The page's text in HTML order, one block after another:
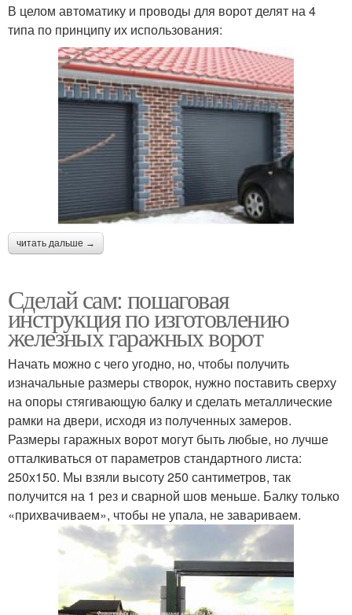
В целом автоматику и проводы для ворот делят на 4
типа по принципу их использования:
читать дальше →
Сделай сам: пошаговая
инструкция по изготовлению
железных гаражных ворот
Начать можно с чего угодно, но, чтобы получить
изначальные размеры створок, нужно поставить сверху
на опоры стягивающую балку и сделать металлические
рамки на двери, исходя из полученных замеров.
Размеры гаражных ворот могут быть любые, но лучше
отталкиваться от параметров стандартного листа:
250х150. Мы взяли высоту 250 сантиметров, так
получится на 1 рез и сварной шов меньше. Балку только
«прихвачиваем», чтобы не упала, не завариваем.